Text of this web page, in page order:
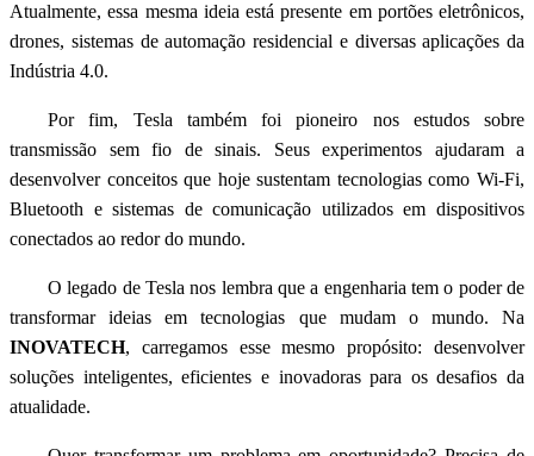
Atualmente, essa mesma ideia está presente em portões eletrônicos,
drones, sistemas de automação residencial e diversas aplicações da
Indústria 4.0.
Por fim, Tesla também foi pioneiro nos estudos sobre
transmissão sem fio de sinais. Seus experimentos ajudaram a
desenvolver conceitos que hoje sustentam tecnologias como Wi-Fi,
Bluetooth e sistemas de comunicação utilizados em dispositivos
conectados ao redor do mundo.
O legado de Tesla nos lembra que a engenharia tem o poder de
transformar ideias em tecnologias que mudam o mundo. Na
INOVATECH, carregamos esse mesmo propósito: desenvolver
soluções inteligentes, eficientes e inovadoras para os desafios da
atualidade.